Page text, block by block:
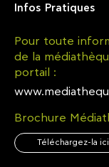
Infos Pratiques
Pour toute
de la
portail :
Brochure
Téléchargez-la ici